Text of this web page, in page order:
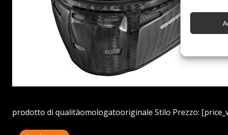
prodotto di qualitàomologatooriginale Stilo Prezzo: